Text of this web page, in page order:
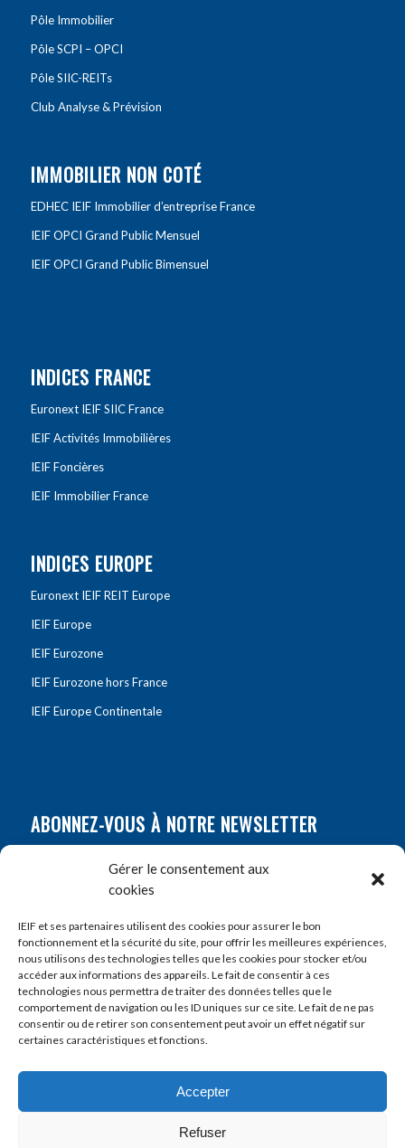
Gérer le consentement aux
cookies
IEIF et ses partenaires utilisent des cookies pour assurer le bon
fonctionnement et la sécurité du site, pour offrir les meilleures expériences,
nous utilisons des technologies telles que les cookies pour stocker et/ou
accéder aux informations des appareils. Le fait de consentir à ces
technologies nous permettra de traiter des données telles que le
comportement de navigation ou les ID uniques sur ce site. Le fait de ne pas
consentir ou de retirer son consentement peut avoir un effet négatif sur
certaines caractéristiques et fonctions.
Accepter
Refuser
Pôle Immobilier
Pôle SCPI – OPCI
Pôle SIIC-REITs
Club Analyse & Prévision
IMMOBILIER NON COTÉ
EDHEC IEIF Immobilier d’entreprise France
IEIF OPCI Grand Public Mensuel
IEIF OPCI Grand Public Bimensuel
INDICES FRANCE
Euronext IEIF SIIC France
IEIF Activités Immobilières
IEIF Foncières
IEIF Immobilier France
INDICES EUROPE
Euronext IEIF REIT Europe
IEIF Europe
IEIF Eurozone
IEIF Eurozone hors France
IEIF Europe Continentale
ABONNEZ-VOUS À NOTRE NEWSLETTER
Prénom*
E-mail*